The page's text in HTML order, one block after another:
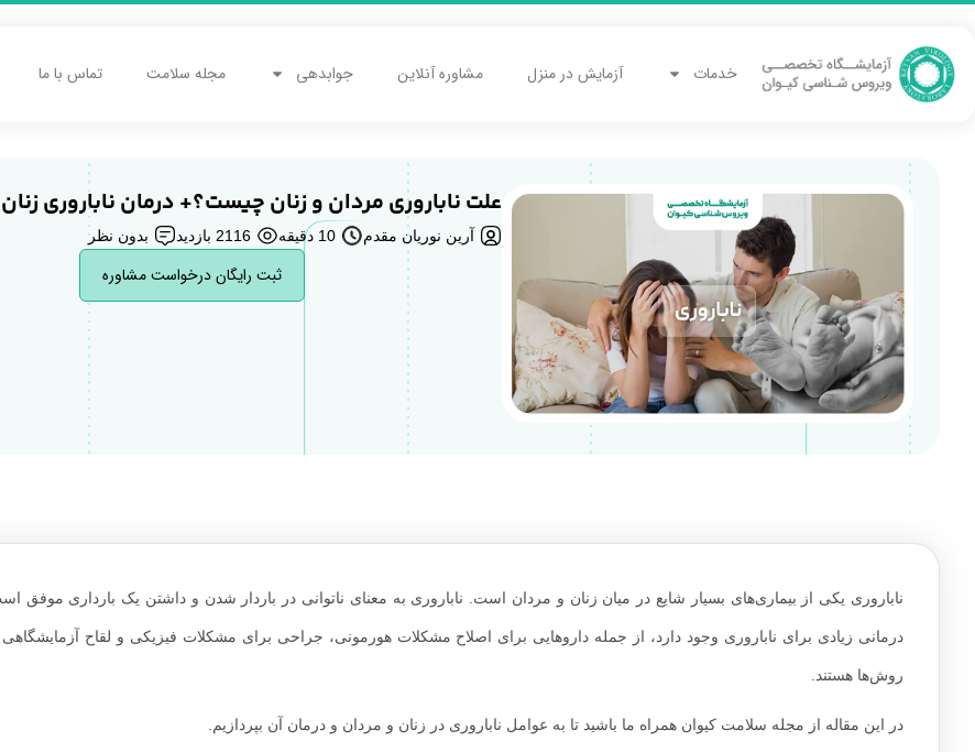
خدمات آزمایش در منزل مشاوره آنلاین جوابدهی مجله سلامت تماس با ما
علت ناباروری مردان و زنان چیست؟+ درمان ناباروری
آرین نوریان مقدم 10 دقیقه 2116 بازدید بدون نظر
ثبت رایگان درخواست مشاوره
ناباروری یکی از بیماری‌های بسیار شایع در میان زنان و مردان است. ناباروری به معنای ناتوانی در باردار شدن و داشتن یک بارداری موفق
درمانی زیادی برای ناباروری وجود دارد، از جمله داروهایی برای اصلاح مشکلات هورمونی، جراحی برای مشکلات فیزیکی و لقاح
روش‌ها هستند.
در این مقاله از مجله سلامت کیوان همراه ما باشید تا به عوامل ناباروری در زنان و مردان و درمان آن بپردازیم.